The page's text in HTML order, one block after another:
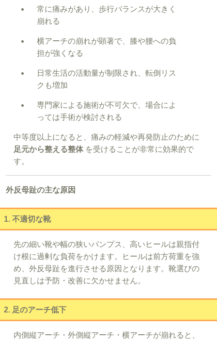
常に痛みがあり、歩行バランスが大きく
崩れる
横アーチの崩れが顕著で、膝や腰への負
担が強くなる
日常生活の活動量が制限され、転倒リス
クも増加
専門家による施術が不可欠で、場合によ
っては手術が検討される
中等度以上になると、痛みの軽減や再発防止のために
足元から整える整体を受けることが非常に効果的で
す。
外反母趾の主な原因
1. 不適切な靴
先の細い靴や幅の狭いパンプス、高いヒールは親指付
け根に過剰な負荷をかけます。ヒールは前方荷重を強
め、外反母趾を進行させる原因となります。靴選びの
見直しは予防・改善に欠かせません。
2. 足のアーチ低下
内側縦アーチ・外側縦アーチ・横アーチが崩れると、